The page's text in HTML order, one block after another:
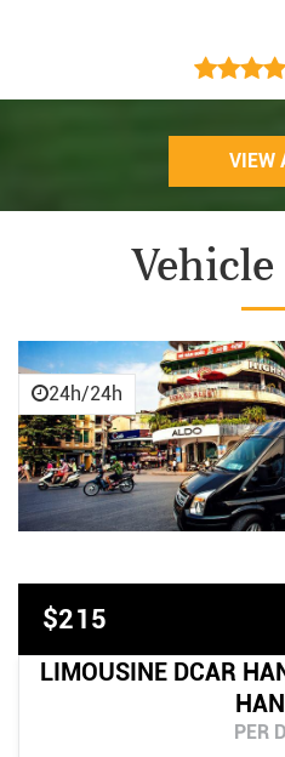
VIEW
24h/24h
$215
LIMOUSINE DCAR
PER